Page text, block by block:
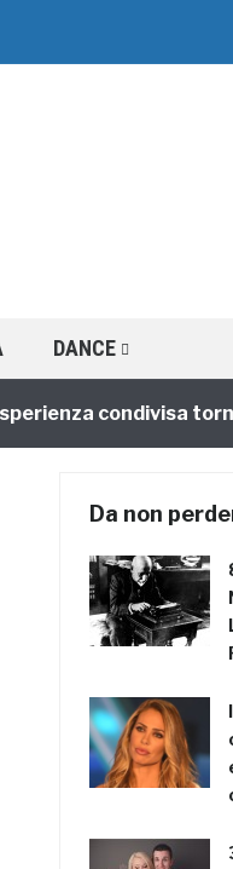
DANCE
condivisa torna di
Da non